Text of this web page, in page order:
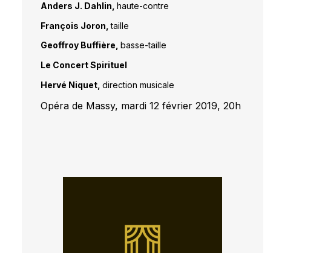
Anders J. Dahlin, haute-contre
François Joron,taille
Geoffroy Buffière, basse-taille
Le Concert Spirituel
Hervé Niquet, direction musicale
Opéra de Massy, mardi 12 février 2019, 20h